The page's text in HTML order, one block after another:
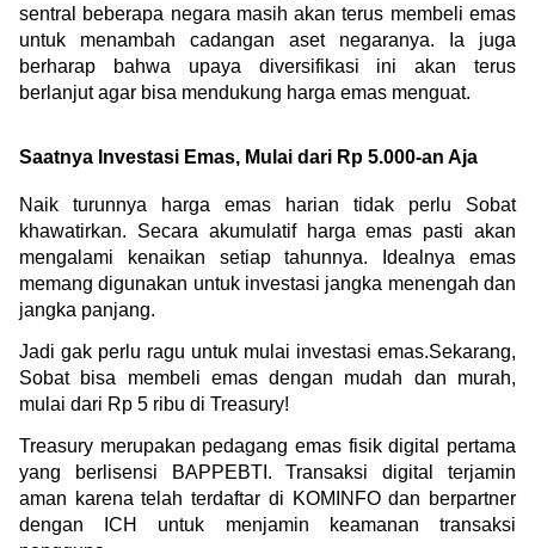
sentral beberapa negara masih akan terus membeli emas
untuk menambah cadangan aset negaranya. Ia juga
berharap bahwa upaya diversifikasi ini akan terus
berlanjut agar bisa mendukung harga emas menguat.
Saatnya Investasi Emas, Mulai dari Rp 5.000-an Aja
Naik turunnya harga emas harian tidak perlu Sobat
khawatirkan. Secara akumulatif harga emas pasti akan
mengalami kenaikan setiap tahunnya. Idealnya emas
memang digunakan untuk investasi jangka menengah dan
jangka panjang.
Jadi gak perlu ragu untuk mulai investasi emas.Sekarang,
Sobat bisa membeli emas dengan mudah dan murah,
mulai dari Rp 5 ribu di Treasury!
Treasury merupakan pedagang emas fisik digital pertama
yang berlisensi BAPPEBTI. Transaksi digital terjamin
aman karena telah terdaftar di KOMINFO dan berpartner
dengan ICH untuk menjamin keamanan transaksi